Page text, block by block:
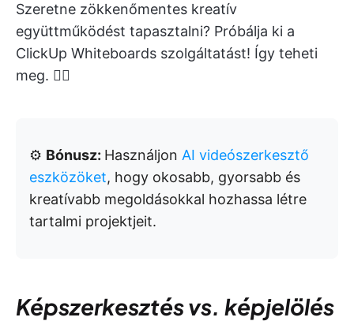
Szeretne zökkenőmentes kreatív
együttműködést tapasztalni? Próbálja ki a
ClickUp Whiteboards szolgáltatást! Így teheti
meg. 👇🏼
⚙️ Bónusz: Használjon AI videószerkesztő
eszközöket, hogy okosabb, gyorsabb és
kreatívabb megoldásokkal hozhassa létre
tartalmi projektjeit.
Képszerkesztés vs. képjelölés